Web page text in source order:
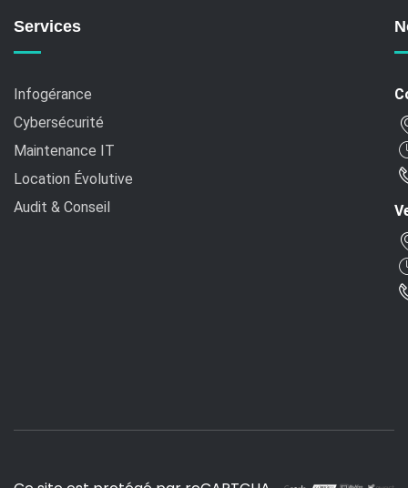
Services
Infogérance
Cybersécurité
Maintenance IT
Location Évolutive
Audit & Conseil